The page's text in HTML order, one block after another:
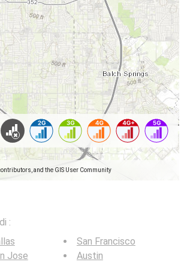
and the GIS User Community
:
Jose
San Francisco
Austin